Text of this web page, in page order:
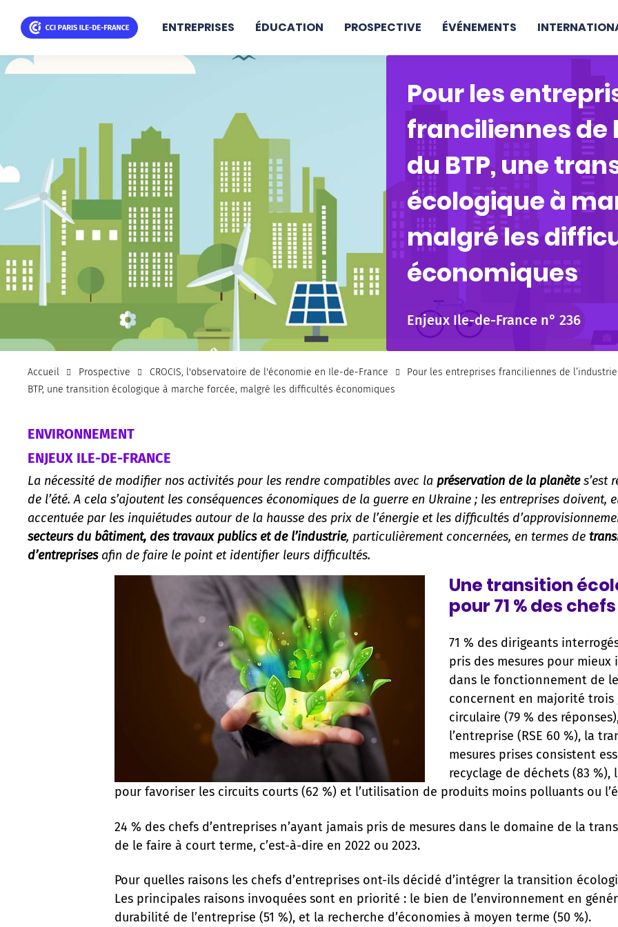
Aller
ENTREPRISES ÉDUCATION PROSPECTIVE ÉVÉNEMENTS
Pour les
franciliennes de
du BTP, une
écologique à
malgré les
économiques
Enjeux Ile-de-France n° 236
Accueil Prospective CROCIS, l'observatoire de l'économie en Ile-de-France
Pour les entreprises franciliennes de
BTP, une transition écologique à marche forcée, malgré les difficultés économiques
ENVIRONNEMENT
ENJEUX ILE-DE-FRANCE
La nécessité de modifier nos activités pour les rendre compatibles avec la préservation de la planètes’est
de l’été. A cela s’ajoutent les conséquences économiques de la guerre en Ukraine ; les entreprises doivent,
accentuée par les inquiétudes autour de la hausse des prix de l’énergie et les difficultés
secteurs du bâtiment, des travaux publics et de l’industrie, particulièrement concernées, en termes de
d’entreprisesafin de faire le point et identifier leurs difficultés.
Une transition
pour 71 % des
71 % des dirigeants
pris des mesures pour
dans le fonctionnement de
concernent en majorité trois
circulaire (79 % des
l’entreprise (RSE 60 %), la
mesures prises consistent
recyclage de déchets (83
pour favoriser les circuits courts (62 %) et l’utilisation de produits moins polluants ou
24 % des chefs d’entreprises n’ayant jamais pris de mesures dans le domaine de la
de le faire à court terme, c’est-à-dire en 2022 ou 2023.
Pour quelles raisons les chefs d’entreprises ont-ils décidé d’intégrer la transition
Les principales raisons invoquées sont en priorité : le bien de l’environnement en
durabilité de l’entreprise (51 %), et la recherche d’économies à moyen terme (50 %).